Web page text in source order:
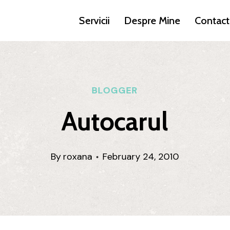
Servicii Despre Mine Contact
BLOGGER
Autocarul
By roxana February 24, 2010